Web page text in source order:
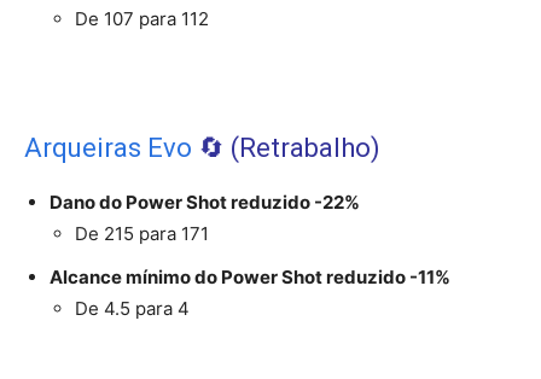
De 107 para 112
Arqueiras Evo 🔄️ (Retrabalho)
Dano do Power Shot reduzido -22%
De 215 para 171
Alcance mínimo do Power Shot reduzido -11%
De 4.5 para 4